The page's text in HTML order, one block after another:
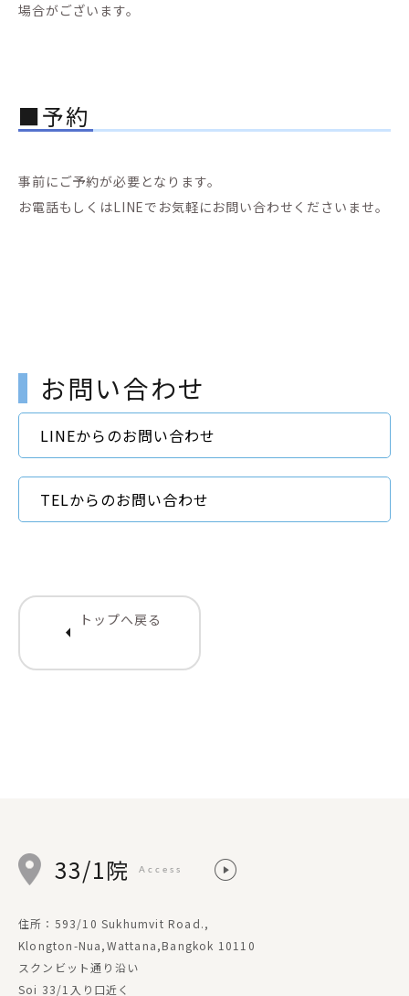
場合がございます。
■予約
事前にご予約が必要となります。
お電話もしくはLINEでお気軽にお問い合わせくださいませ。
お問い合わせ
LINEからのお問い合わせ
TELからのお問い合わせ
arrow_left
トップへ戻る
33/1院 Access
住所：593/10 Sukhumvit Road.,
Klongton-Nua,Wattana,Bangkok 10110
スクンビット通り沿い
Soi 33/1入り口近く